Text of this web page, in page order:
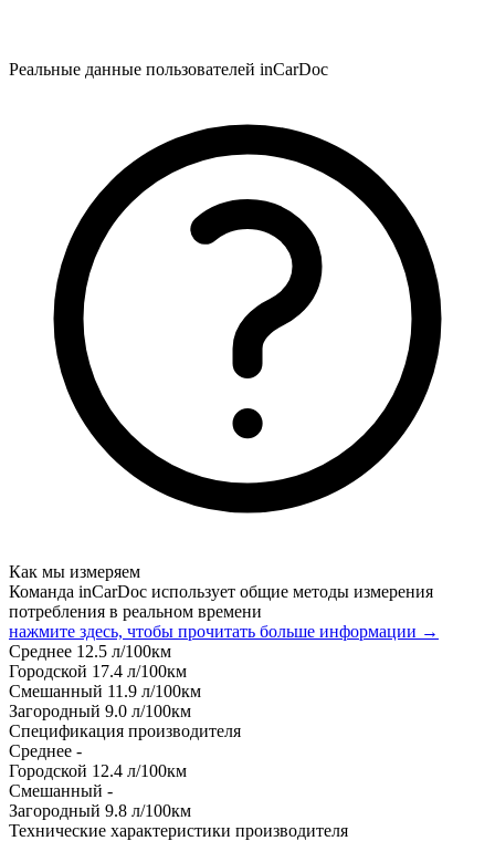
Реальные данные пользователей inCarDoc
Как мы измеряем
Команда inCarDoc использует общие методы измерения
потребления в реальном времени
нажмите здесь, чтобы прочитать больше информации →
Среднее 12.5 л/100км
Городской 17.4 л/100км
Смешанный 11.9 л/100км
Загородный 9.0 л/100км
Спецификация производителя
Среднее -
Городской 12.4 л/100км
Смешанный -
Загородный 9.8 л/100км
Технические характеристики производителя